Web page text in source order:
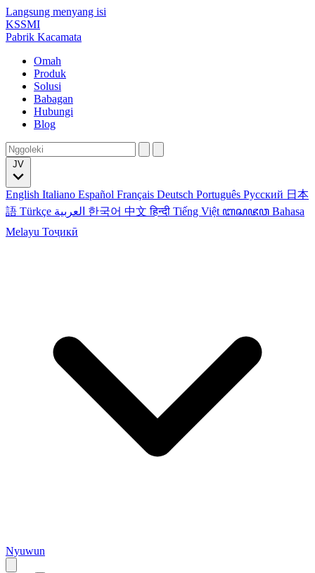
Langsung menyang isi
KSSMI
Pabrik Kacamata
Omah
Produk
Solusi
Babagan
Hubungi
Blog
English Italiano Español Français Deutsch Português Русский 日本
語 Türkçe 한국어 中文हिन्दी Tiếng Việt ꦧꦱꦗꦮ Bahasa
Melayu Тоҷикӣ
Nyuwun